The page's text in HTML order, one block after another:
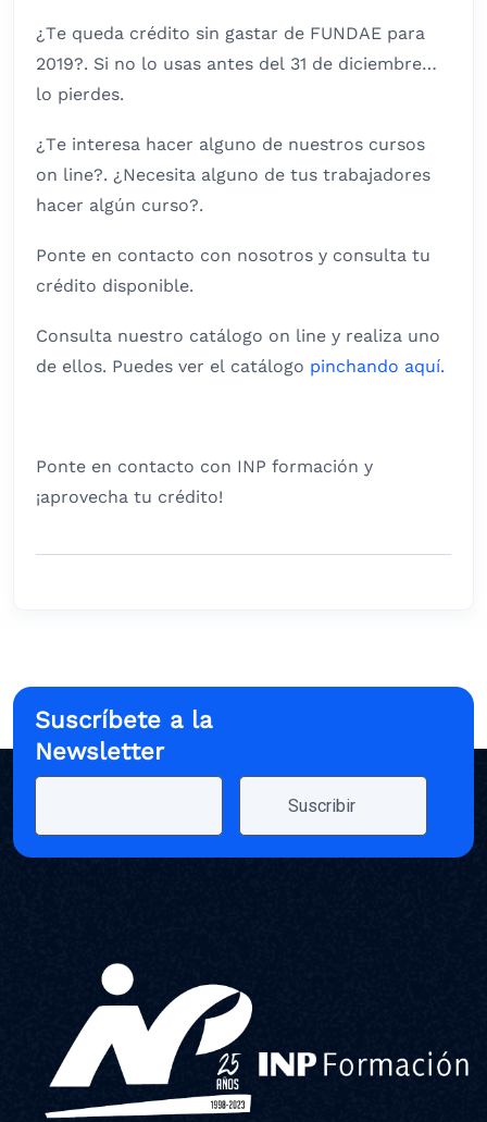
¿Te queda crédito sin gastar de FUNDAE para
2019?. Si no lo usas antes del 31 de diciembre…
lo pierdes.
¿Te interesa hacer alguno de nuestros cursos
on line?. ¿Necesita alguno de tus trabajadores
hacer algún curso?.
Ponte en contacto con nosotros y consulta tu
crédito disponible.
Consulta nuestro catálogo on line y realiza uno
de ellos. Puedes ver el catálogo pinchando aquí.
Ponte en contacto con INP formación y
¡aprovecha tu crédito!
Suscríbete a la
Newsletter